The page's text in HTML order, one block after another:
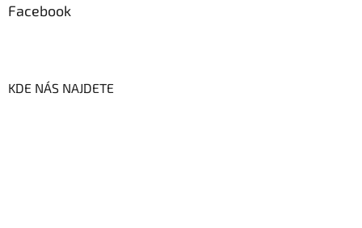
Facebook
KDE NÁS NAJDETE